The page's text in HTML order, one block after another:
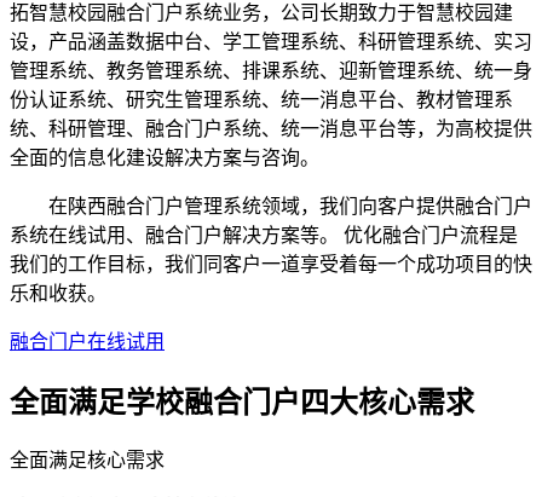
拓智慧校园融合门户系统业务，公司长期致力于智慧校园建
设，产品涵盖数据中台、学工管理系统、科研管理系统、实习
管理系统、教务管理系统、排课系统、迎新管理系统、统一身
份认证系统、研究生管理系统、统一消息平台、教材管理系
统、科研管理、融合门户系统、统一消息平台等，为高校提供
全面的信息化建设解决方案与咨询。
在陕西融合门户管理系统领域，我们向客户提供融合门户
系统在线试用、融合门户解决方案等。 优化融合门户流程是
我们的工作目标，我们同客户一道享受着每一个成功项目的快
乐和收获。
融合门户在线试用
全面满足学校融合门户四大核心需求
全面满足核心需求